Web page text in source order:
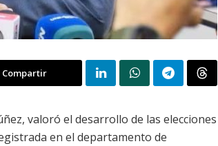
Compartir
valoró el desarrollo de las elecciones
en el departamento de